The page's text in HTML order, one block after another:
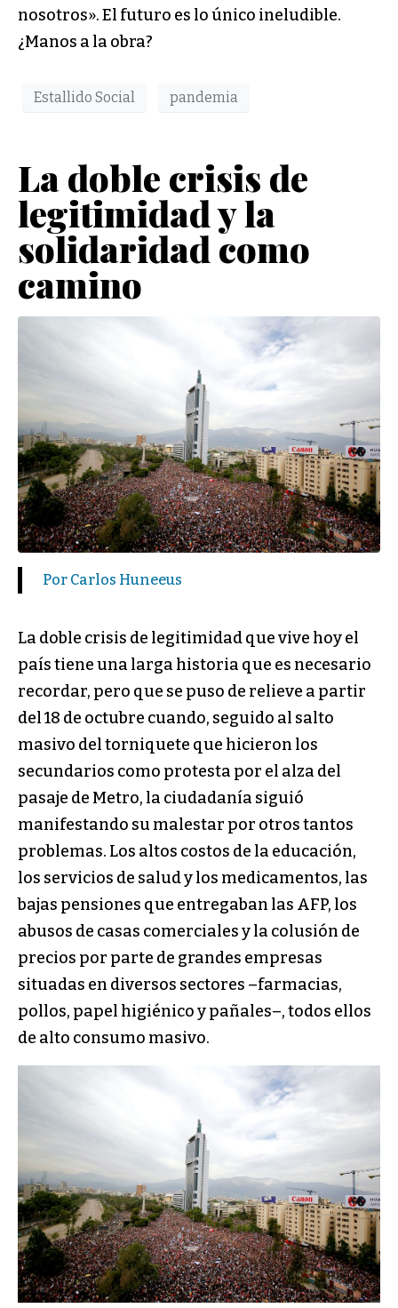
nosotros». El futuro es lo único ineludible.
¿Manos a la obra?
Estallido Social pandemia
La doble crisis de
legitimidad y la
solidaridad como
camino
Por Carlos Huneeus
La doble crisis de legitimidad que vive hoy el
país tiene una larga historia que es necesario
recordar, pero que se puso de relieve a partir
del 18 de octubre cuando, seguido al salto
masivo del torniquete que hicieron los
secundarios como protesta por el alza del
pasaje de Metro, la ciudadanía siguió
manifestando su malestar por otros tantos
problemas. Los altos costos de la educación,
los servicios de salud y los medicamentos, las
bajas pensiones que entregaban las AFP, los
abusos de casas comerciales y la colusión de
precios por parte de grandes empresas
situadas en diversos sectores –farmacias,
pollos, papel higiénico y pañales–, todos ellos
de alto consumo masivo.